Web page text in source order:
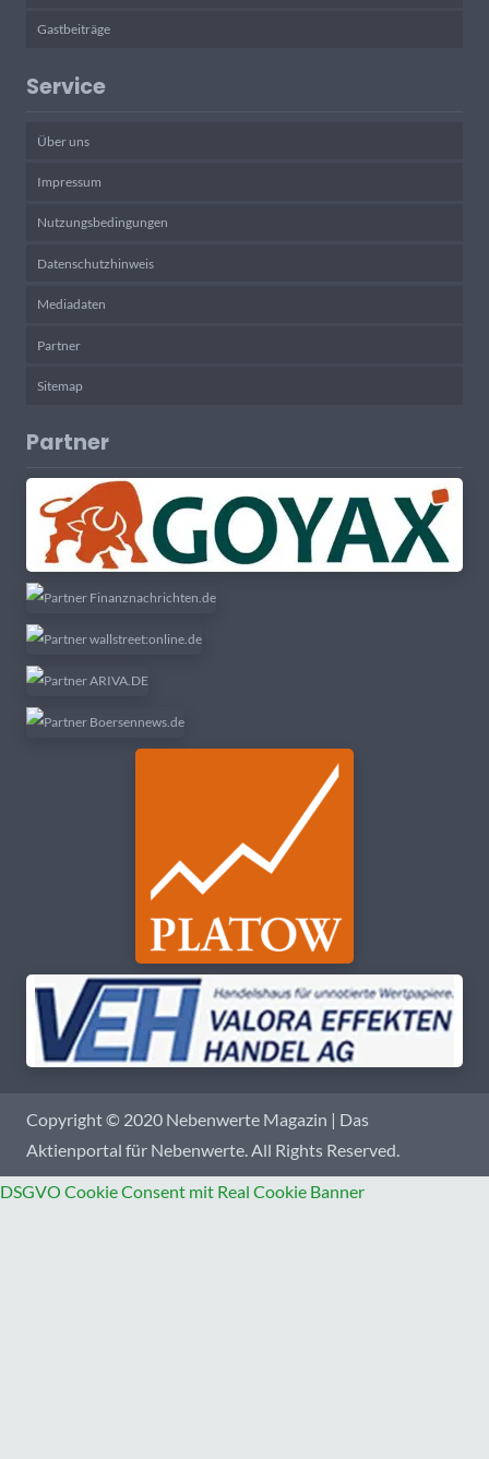
Gastbeiträge
Service
Über uns
Impressum
Nutzungsbedingungen
Datenschutzhinweis
Mediadaten
Partner
Sitemap
Partner
Copyright © 2020 Nebenwerte Magazin | Das
Aktienportal für Nebenwerte. All Rights Reserved.
DSGVO Cookie Consent mit Real Cookie Banner